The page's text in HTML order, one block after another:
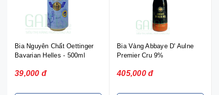
Bia Nguyên Chất Oettinger
Bavarian Helles - 500ml
39,000 đ
Bia Vàng Abbaye D' Aulne
Premier Cru 9%
405,000 đ